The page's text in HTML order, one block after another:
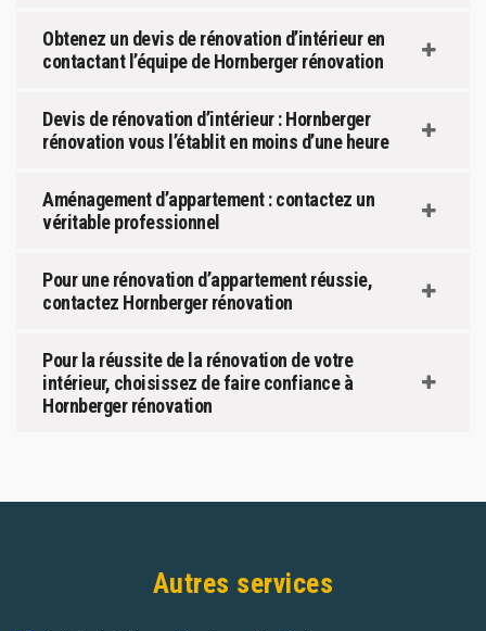
Obtenez un devis de rénovation d’intérieur en
contactant l’équipe de Hornberger rénovation
Devis de rénovation d’intérieur : Hornberger
rénovation vous l’établit en moins d’une heure
Aménagement d’appartement : contactez un
véritable professionnel
Pour une rénovation d’appartement réussie,
contactez Hornberger rénovation
Pour la réussite de la rénovation de votre
intérieur, choisissez de faire confiance à
Hornberger rénovation
Autres services